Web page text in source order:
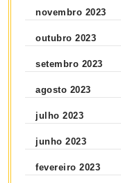
novembro 2023
outubro 2023
setembro 2023
agosto 2023
julho 2023
junho 2023
fevereiro 2023